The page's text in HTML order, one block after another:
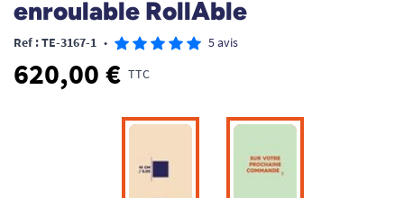
enroulable RollAble
Ref : TE-3167-1 • 5 avis
620,00 € TTC